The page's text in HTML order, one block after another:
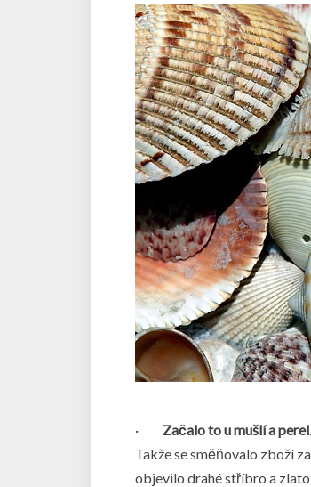
· Začalo to u mušlí a perel
Takže se směňovalo zboží
objevilo drahé stříbro a zlato